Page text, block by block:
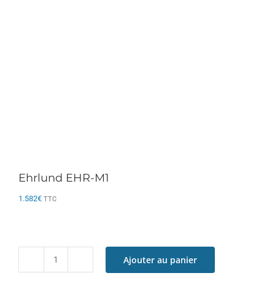
Ehrlund EHR-M1
1.582€ TTC
quantité
Ajouter au panier